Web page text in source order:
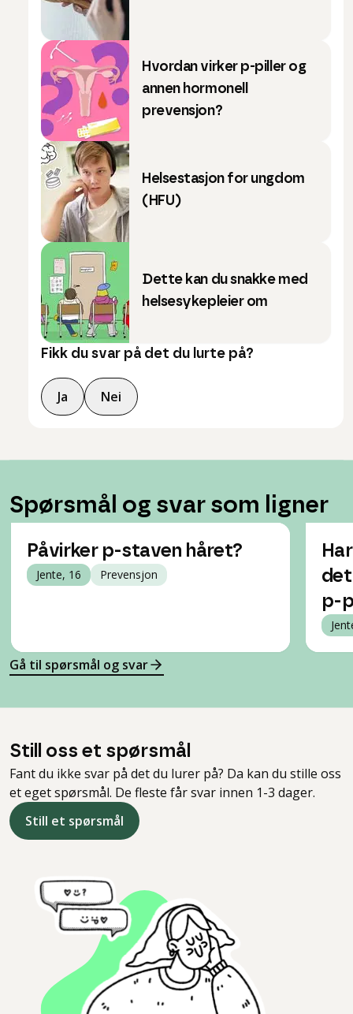
Hvordan virker p-piller og
annen hormonell
prevensjon?
Helsestasjon for ungdom
(HFU)
Dette kan du snakke med
helsesykepleier om
Fikk du svar på det du lurte på?
Ja Nei
Spørsmål og svar som ligner
Påvirker p-staven håret?
Jente, 16 Prevensjon
p-
Gå til spørsmål og svar
Still oss et spørsmål
Fant du ikke svar på det du lurer på? Da kan du stille oss
et eget spørsmål. De fleste får svar innen 1-3 dager.
Still et spørsmål